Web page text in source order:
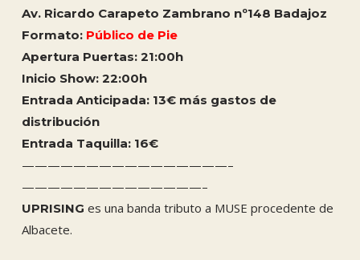
Av. Ricardo Carapeto Zambrano nº148 Badajoz
Formato:Público de Pie
Apertura Puertas: 21:00h
Inicio Show: 22:00h
Entrada Anticipada: 13€ más gastos de
distribución
Entrada Taquilla: 16€
————————————————–
——————————————–
UPRISING es una banda tributo a MUSE procedente de
Albacete.